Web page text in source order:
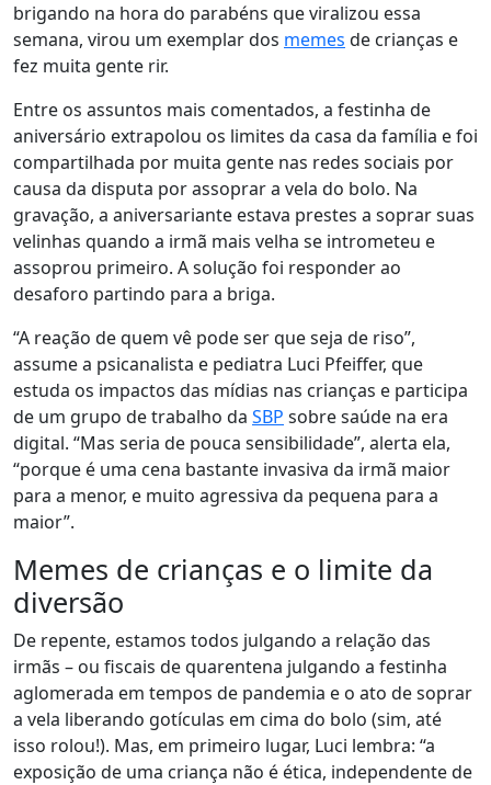
brigando na hora do parabéns que viralizou essa
semana, virou um exemplar dos memes de crianças e
fez muita gente rir.
Entre os assuntos mais comentados, a festinha de
aniversário extrapolou os limites da casa da família e foi
compartilhada por muita gente nas redes sociais por
causa da disputa por assoprar a vela do bolo. Na
gravação, a aniversariante estava prestes a soprar suas
velinhas quando a irmã mais velha se intrometeu e
assoprou primeiro. A solução foi responder ao
desaforo partindo para a briga.
“A reação de quem vê pode ser que seja de riso”,
assume a psicanalista e pediatra Luci Pfeiffer, que
estuda os impactos das mídias nas crianças e participa
de um grupo de trabalho da SBP sobre saúde na era
digital. “Mas seria de pouca sensibilidade”, alerta ela,
“porque é uma cena bastante invasiva da irmã maior
para a menor, e muito agressiva da pequena para a
maior”.
Memes de crianças e o limite da
diversão
De repente, estamos todos julgando a relação das
irmãs – ou fiscais de quarentena julgando a festinha
aglomerada em tempos de pandemia e o ato de soprar
a vela liberando gotículas em cima do bolo (sim, até
isso rolou!). Mas, em primeiro lugar, Luci lembra: “a
exposição de uma criança não é ética, independente de